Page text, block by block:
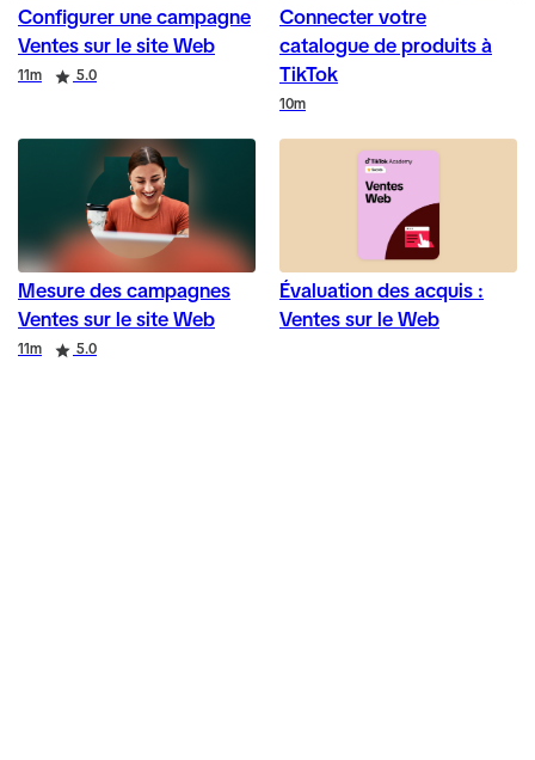
Configurer une campagne
Ventes sur le site Web
Duration
11m
Rating 5.0
Connecter votre
catalogue de produits à
TikTok
10m
Mesure des campagnes
Ventes sur le site Web
Duration
11m
Rating 5.0
Évaluation des acquis :
Ventes sur le Web